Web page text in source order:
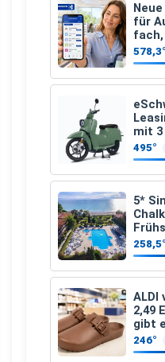
für
fach,
den
€
578,3°
mit 3
495°
5*
258,5°
ALDI
2,49
gibt
246°